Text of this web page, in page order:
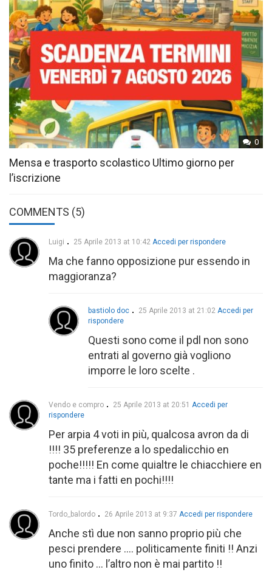
0
Mensa e trasporto scolastico Ultimo giorno per
l’iscrizione
COMMENTS (5)
Luigi 25 Aprile 2013 at 10:42 Accedi per rispondere
Ma che fanno opposizione pur essendo in
maggioranza?
bastiolo doc 25 Aprile 2013 at 21:02 Accedi per
rispondere
Questi sono come il pdl non sono
entrati al governo già vogliono
imporre le loro scelte .
Vendo e compro 25 Aprile 2013 at 20:51 Accedi per
rispondere
Per arpia 4 voti in più, qualcosa avron da di
!!!! 35 preferenze a lo spedalicchio en
poche!!!!! En come quialtre le chiacchiere en
tante ma i fatti en pochi!!!!
Tordo_balordo 26 Aprile 2013 at 9:37 Accedi per rispondere
Anche stì due non sanno proprio più che
pesci prendere …. politicamente finiti !! Anzi
uno finito … l’altro non è mai partito !!